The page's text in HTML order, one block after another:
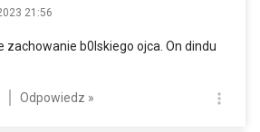
21:56
zachowanie b0lskiego ojca. On dindu
Odpowiedz »